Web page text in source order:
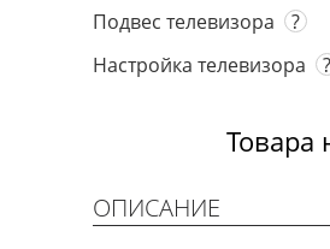
Подвес телевизора
?
Настройка телевизора
?
Товара
ОПИСАНИЕ